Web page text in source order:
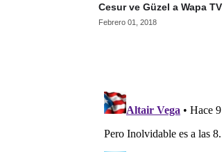
Cesur ve Güzel a Wapa TV
Febrero 01, 2018